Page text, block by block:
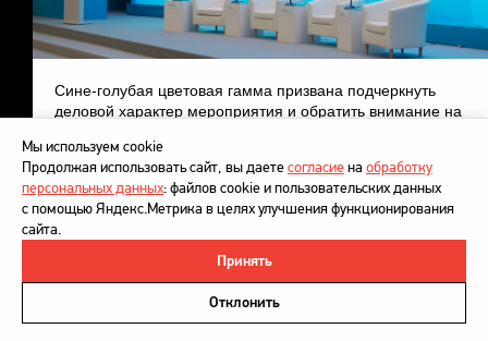
Сине-голубая цветовая гамма призвана подчеркнуть
деловой характер мероприятия и обратить внимание на
решения актуальных экономических задач.
Дизайн оформления формирует новый образ
Министерства как современного и прогрессивного
органа государственного управления, готового к
открытому конструктивному диалогу.
Политика в отношении обработки персональных данных
Напишите нам
Мы используем cookie
Продолжая использовать сайт, вы даетесогласиена обработку
персональных данных: файлов cookie и пользовательских данных
с помощью Яндекс.Метрика в целях улучшения функционирования
сайта.
Принять
Отклонить